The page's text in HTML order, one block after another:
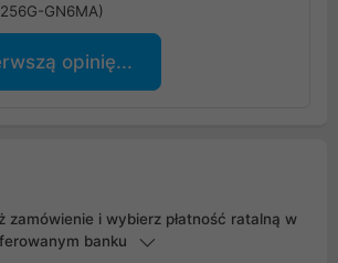
GN6MA)
opinię...
zamówienie i wybierz płatność ratalną w
banku